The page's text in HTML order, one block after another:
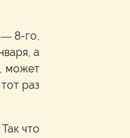
— 8-го,
а
может
раз
что